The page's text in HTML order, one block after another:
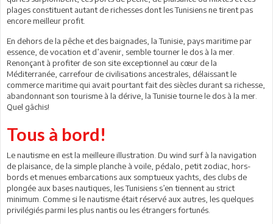
plages constituent autant de richesses dont les Tunisiens ne tirent pas
encore meilleur profit.
En dehors de la pêche et des baignades, la Tunisie, pays maritime par
essence, de vocation et d’avenir, semble tourner le dos à la mer.
Renonçant à profiter de son site exceptionnel au cœur de la
Méditerranée, carrefour de civilisations ancestrales, délaissant le
commerce maritime qui avait pourtant fait des siècles durant sa richesse,
abandonnant son tourisme à la dérive, la Tunisie tourne le dos à la mer.
Quel gâchis!
Tous à bord!
Le nautisme en est la meilleure illustration. Du wind surf à la navigation
de plaisance, de la simple planche à voile, pédalo, petit zodiac, hors-
bords et menues embarcations aux somptueux yachts, des clubs de
plongée aux bases nautiques, les Tunisiens s’en tiennent au strict
minimum. Comme si le nautisme était réservé aux autres, les quelques
privilégiés parmi les plus nantis ou les étrangers fortunés.